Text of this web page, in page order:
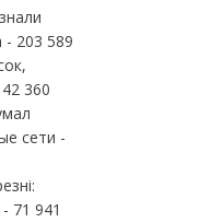
- 203 589
360
сети -
71 941